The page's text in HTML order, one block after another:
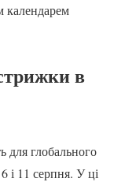
календарем
в
для глобального
і 11 серпня. У ці